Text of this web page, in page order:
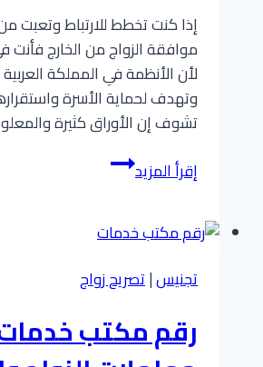
​إذا كنت تخطط للارتباط وتعبت
موافقة الزواج من الخارج فأنت
لأن الأنظمة في المملكة
وتهدف لحماية الأسرة
تشوف إن الأوراق كثيرة
إقرأ المزيدشروط
موافقة
من
للسعوديين
مبسطة
ونصائح
تجنيس|تصريح زواج
رقم مكتب